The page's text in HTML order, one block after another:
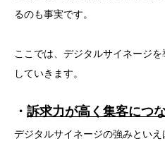
るのも事実です。
ここでは、デジタルサイネージ
していきます。
・ 訴求力が高く集客につ
デジタルサイネージの強みといえ